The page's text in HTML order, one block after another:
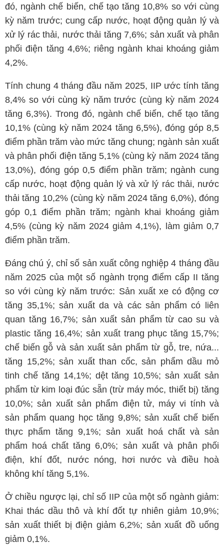
đó, ngành chế biến, chế tạo tăng 10,8% so với cùng
kỳ năm trước; cung cấp nước, hoạt động quản lý và
xử lý rác thải, nước thải tăng 7,6%; sản xuất và phân
phối điện tăng 4,6%; riêng ngành khai khoáng giảm
4,2%.
Tính chung 4 tháng đầu năm 2025, IIP ước tính tăng
8,4% so với cùng kỳ năm trước (cùng kỳ năm 2024
tăng 6,3%). Trong đó, ngành chế biến, chế tạo tăng
10,1% (cùng kỳ năm 2024 tăng 6,5%), đóng góp 8,5
điểm phần trăm vào mức tăng chung; ngành sản xuất
và phân phối điện tăng 5,1% (cùng kỳ năm 2024 tăng
13,0%), đóng góp 0,5 điểm phần trăm; ngành cung
cấp nước, hoạt động quản lý và xử lý rác thải, nước
thải tăng 10,2% (cùng kỳ năm 2024 tăng 6,0%), đóng
góp 0,1 điểm phần trăm; ngành khai khoáng giảm
4,5% (cùng kỳ năm 2024 giảm 4,1%), làm giảm 0,7
điểm phần trăm.
Đáng chú ý, chỉ số sản xuất công nghiệp 4 tháng đầu
năm 2025 của một số ngành trọng điểm cấp II tăng
so với cùng kỳ năm trước: Sản xuất xe có động cơ
tăng 35,1%; sản xuất da và các sản phẩm có liên
quan tăng 16,7%; sản xuất sản phẩm từ cao su và
plastic tăng 16,4%; sản xuất trang phục tăng 15,7%;
chế biến gỗ và sản xuất sản phẩm từ gỗ, tre, nứa...
tăng 15,2%; sản xuất than cốc, sản phẩm dầu mỏ
tinh chế tăng 14,1%; dệt tăng 10,5%; sản xuất sản
phẩm từ kim loại đúc sẵn (trừ máy móc, thiết bị) tăng
10,0%; sản xuất sản phẩm điện tử, máy vi tính và
sản phẩm quang học tăng 9,8%; sản xuất chế biến
thực phẩm tăng 9,1%; sản xuất hoá chất và sản
phẩm hoá chất tăng 6,0%; sản xuất và phân phối
điện, khí đốt, nước nóng, hơi nước và điều hoà
không khí tăng 5,1%.
Ở chiều ngược lại, chỉ số IIP của một số ngành giảm:
Khai thác dầu thô và khí đốt tự nhiên giảm 10,9%;
sản xuất thiết bị điện giảm 6,2%; sản xuất đồ uống
giảm 0,1%.